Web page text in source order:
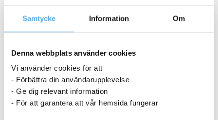
Samtycke Information Om
Denna webbplats använder cookies
Vi använder cookies för att
- Förbättra din användarupplevelse
- Ge dig relevant information
- För att garantera att vår hemsida fungerar
ANDRA KÖPTE OCKSÅ